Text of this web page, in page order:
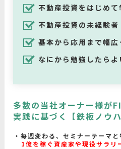
不動産投資をはじめて
不動産投資の未経験者
基本から応用まで幅
なにから勉強したら
多数の当社オーナー様が
実践に基づく【鉄板ノウ
毎週変わる、セミナーテーマと
1億を稼ぐ資産家や現役サラリ